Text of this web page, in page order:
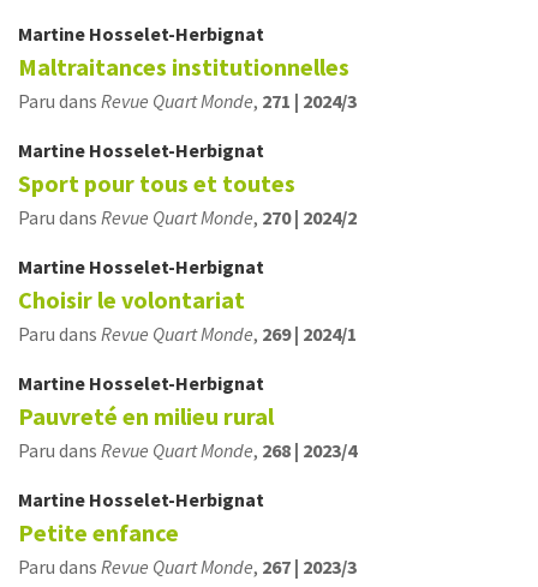
Martine Hosselet-Herbignat
Maltraitances institutionnelles
Paru dans Revue Quart Monde, 271 | 2024/3
Martine Hosselet-Herbignat
Sport pour tous et toutes
Paru dans Revue Quart Monde, 270 | 2024/2
Martine Hosselet-Herbignat
Choisir le volontariat
Paru dans Revue Quart Monde, 269 | 2024/1
Martine Hosselet-Herbignat
Pauvreté en milieu rural
Paru dans Revue Quart Monde, 268 | 2023/4
Martine Hosselet-Herbignat
Petite enfance
Paru dans Revue Quart Monde, 267 | 2023/3